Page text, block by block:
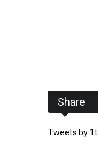
Share
Tweets by